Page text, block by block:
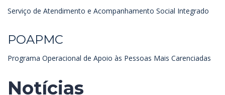
Serviço de Atendimento e Acompanhamento Social Integrado
POAPMC
Programa Operacional de Apoio às Pessoas Mais Carenciadas
Notícias